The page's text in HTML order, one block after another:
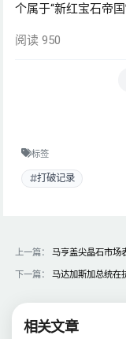
个属于“新红宝石帝国
阅读 950
标签
打破记录
上一篇：
马亨盖尖晶石市场
下一篇：
马达加斯加总统在
相关文章